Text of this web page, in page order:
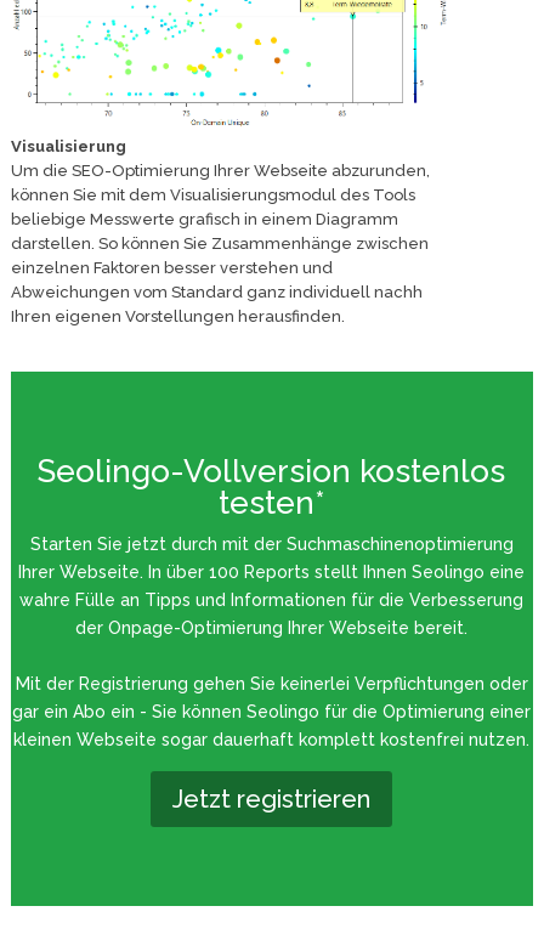
Visualisierung
Um die SEO-Optimierung Ihrer Webseite abzurunden,
können Sie mit dem Visualisierungsmodul des Tools
beliebige Messwerte grafisch in einem Diagramm
darstellen. So können Sie Zusammenhänge zwischen
einzelnen Faktoren besser verstehen und
Abweichungen vom Standard ganz individuell nachh
Ihren eigenen Vorstellungen herausfinden.
Seolingo-Vollversion kostenlos
testen*
Starten Sie jetzt durch mit der Suchmaschinenoptimierung
Ihrer Webseite. In über 100 Reports stellt Ihnen Seolingo eine
wahre Fülle an Tipps und Informationen für die Verbesserung
der Onpage-Optimierung Ihrer Webseite bereit.
Mit der Registrierung gehen Sie keinerlei Verpflichtungen oder
gar ein Abo ein - Sie können Seolingo für die Optimierung einer
kleinen Webseite sogar dauerhaft komplett kostenfrei nutzen.
Jetzt registrieren